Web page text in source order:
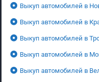
Выкуп автомобилей в
Выкуп автомобилей в
Выкуп автомобилей в
Выкуп автомобилей в
Выкуп автомобилей в